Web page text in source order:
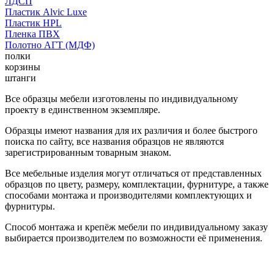
Пластик Alvic Luxe
Пластик HPL
Пленка ПВХ
Полотно АГТ (МДФ)
полки
корзины
штанги
Все образцы мебели изготовлены по индивидуальному
проекту в единственном экземпляре.
Образцы имеют названия для их различия и более быстрого
поиска по сайту, все названия образцов не являются
зарегистрированным товарным знаком.
Все мебельные изделия могут отличаться от представленных
образцов по цвету, размеру, комплектации, фурнитуре, а также
способами монтажа и производителями комплектующих и
фурнитуры.
Способ монтажа и крепёж мебели по индивидуальному заказу
выбирается производителем по возможности её применения.